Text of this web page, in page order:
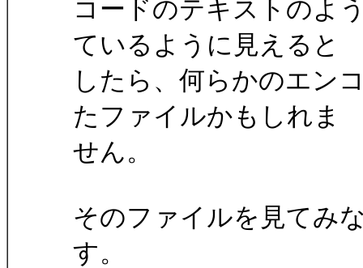
コードのテキストのよ
ているように見えると
したら、何らかのエン
たファイルかもしれま
せん。
そのファイルを見てみ
す。